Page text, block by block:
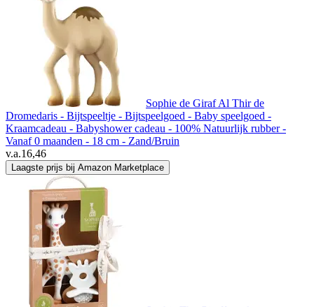
Sophie de Giraf Al Thir de
Dromedaris - Bijtspeeltje - Bijtspeelgoed - Baby speelgoed -
Kraamcadeau - Babyshower cadeau - 100% Natuurlijk rubber -
Vanaf 0 maanden - 18 cm - Zand/Bruin
v.a.16,46
Laagste prijs bij Amazon Marketplace